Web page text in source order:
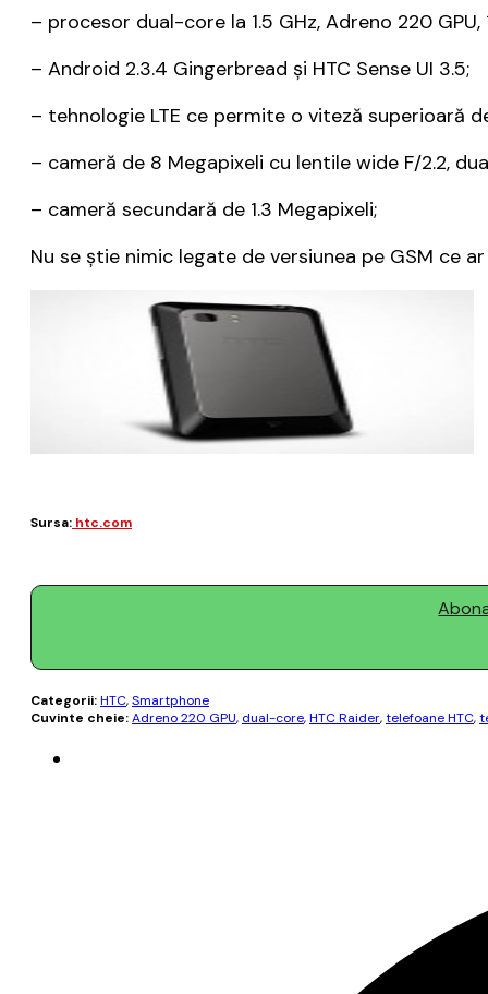
– procesor dual-core la 1.5 GHz, Adreno 220
– Android 2.3.4 Gingerbread și HTC Sense UI 3.5;
– tehnologie LTE ce permite o viteză superioară
– cameră de 8 Megapixeli cu lentile wide F/2.2,
– cameră secundară de 1.3 Megapixeli;
Nu se știe nimic legate de versiunea pe GSM ce
Sursa: htc.com
Categorii:HTC,Smartphone
Cuvinte cheie:Adreno 220 GPU, dual-core,HTC Raider,telefoane HTC,